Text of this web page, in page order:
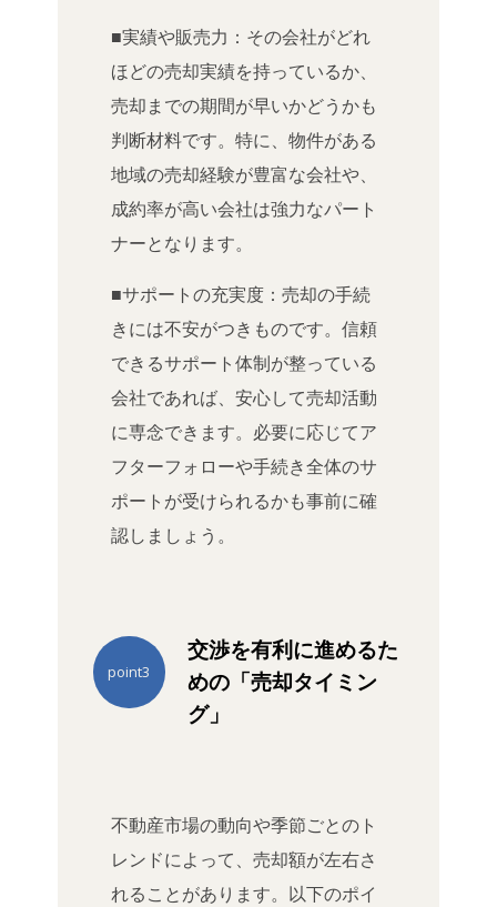
■実績や販売力：その会社がどれ
ほどの売却実績を持っているか、
売却までの期間が早いかどうかも
判断材料です。特に、物件がある
地域の売却経験が豊富な会社や、
成約率が高い会社は強力なパート
ナーとなります。
■サポートの充実度：売却の手続
きには不安がつきものです。信頼
できるサポート体制が整っている
会社であれば、安心して売却活動
に専念できます。必要に応じてア
フターフォローや手続き全体のサ
ポートが受けられるかも事前に確
認しましょう。
交渉を有利に進めるた
めの「売却タイミン
グ」
point3
不動産市場の動向や季節ごとのト
レンドによって、売却額が左右さ
れることがあります。以下のポイ